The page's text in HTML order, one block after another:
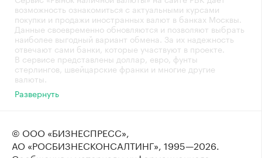
возможность ознакомиться с актуальными курсами
покупки и продажи иностранных валют в банках Москвы.
Данные своевременно обновляются и позволяют выбрать
наиболее выгодный вариант обмена. За их надежность
отвечают сами банки, которые участвуют в проекте.
В сервисе представлены доллар, евро, фунты
стерлингов, швейцарские франки и многие другие
валюты.
Развернуть
© ООО «БИЗНЕСПРЕСС»,
АО «РОСБИЗНЕСКОНСАЛТИНГ», 1995—2026.